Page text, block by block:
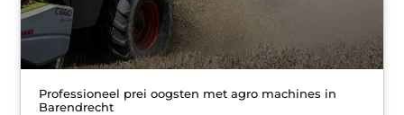
Professioneel prei oogsten met agro machines in
Barendrecht